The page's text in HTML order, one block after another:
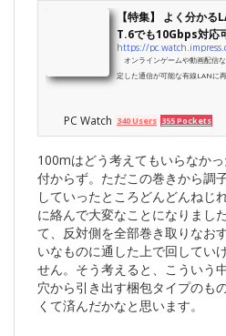
【特集】 よく分か
T.6でも10Gbps対応
オンラインゲームや動画配信
定した通信が可能な有線LANに
い。ここでは、有線LANで欠か
際にケーブルごとの速度の違い
PC Watch 340 Users 355 Pockets
100mはどう考えてもいらなか
付からず。ただこの巻きから調
していったところどんどんねじ
に絡んで大変なことになりまし
て、反対側を全部巻き取りなお
いなものに通した上で回してい
せん。そう考えると、こういう
穴から引き出す梱包タイプのも
くて済んだかなと思います。